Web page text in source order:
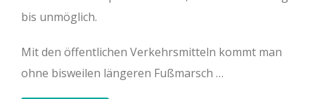
bis unmöglich.
Mit den öffentlichen Verkehrsmitteln kommt man
ohne bisweilen längeren Fußmarsch …